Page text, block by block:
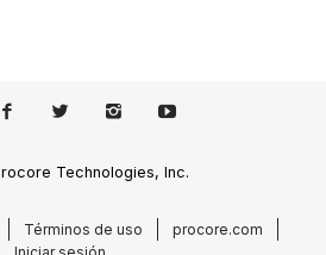
Technologies, Inc.
Términos de uso
procore.com